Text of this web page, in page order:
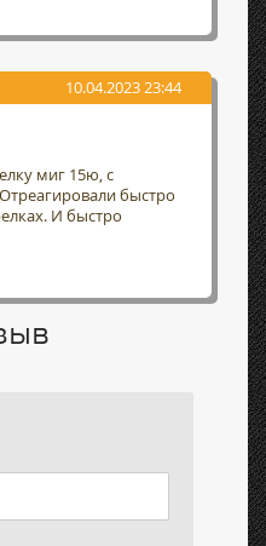
10.04.2023 23:44
миг 15ю, с
быстро
И быстро